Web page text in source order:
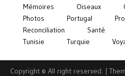
Mémoires
Oiseaux
Photos
Portugal
Reconciliation
Santé
Tunisie
Turquie
Copyright © All right reserved. |